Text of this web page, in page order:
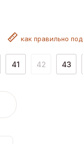
как правильно
41 42 43